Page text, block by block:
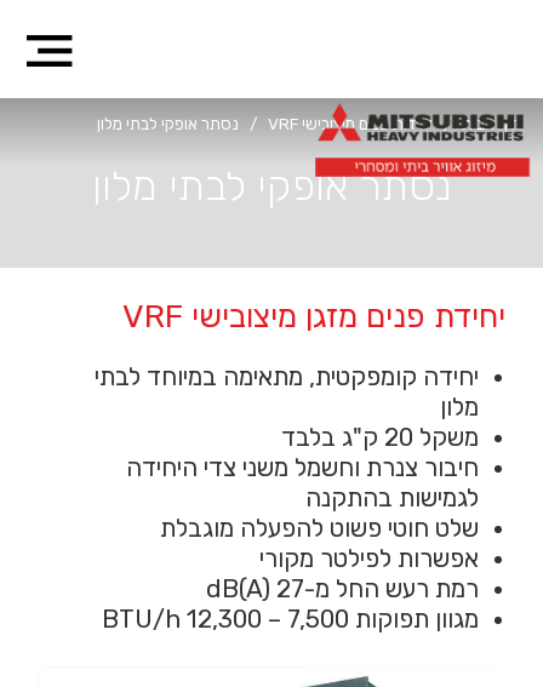
דף הבית / יחידות פנים מיצובישי VRF / נסתר אופקי לבתי מלון
נסתר אופקי לבתי מלון
יחידת פנים מזגן מיצובישי VRF
יחידה קומפקטית, מתאימה במיוחד לבתי
מלון
משקל 20 ק"ג בלבד
חיבור צנרת וחשמל משני צדי היחידה
לגמישות בהתקנה
שלט חוטי פשוט להפעלה מוגבלת
אפשרות לפילטר מקורי
רמת רעש החל מ-dB(A) 27
מגוון תפוקות BTU/h 12,300 – 7,500